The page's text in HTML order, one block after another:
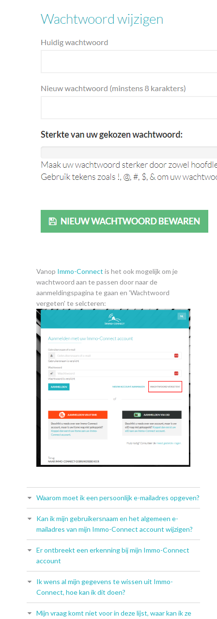
Vanop Immo-Connect is het ook mogelijk om je
wachtwoord aan te passen door naar de
aanmeldingspagina te gaan en 'Wachtwoord
vergeten' te selcteren:
Waarom moet ik een persoonlijk e-mailadres opgeven?
Kan ik mijn gebruikersnaam en het algemeen e-
mailadres van mijn Immo-Connect account wijzigen?
Er ontbreekt een erkenning bij mijn Immo-Connect
account
Ik wens al mijn gegevens te wissen uit Immo-
Connect, hoe kan ik dit doen?
Mijn vraag komt niet voor in deze lijst, waar kan ik ze